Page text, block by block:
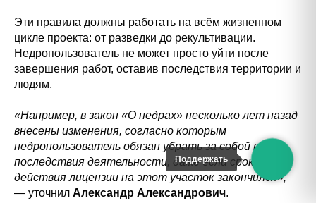
Эти правила должны работать на всём жизненном
цикле проекта: от разведки до рекультивации.
Недропользователь не может просто уйти после
завершения работ, оставив последствия территории и
людям.
«Например, в закон «О недрах» несколько лет назад
внесены изменения, согласно которым
недропользователь обязан убрать за собой все
последствия деятельности, даже если срок
действия лицензии на этот участок закончился»,
— уточнил Александр Александрович.
Поддержать